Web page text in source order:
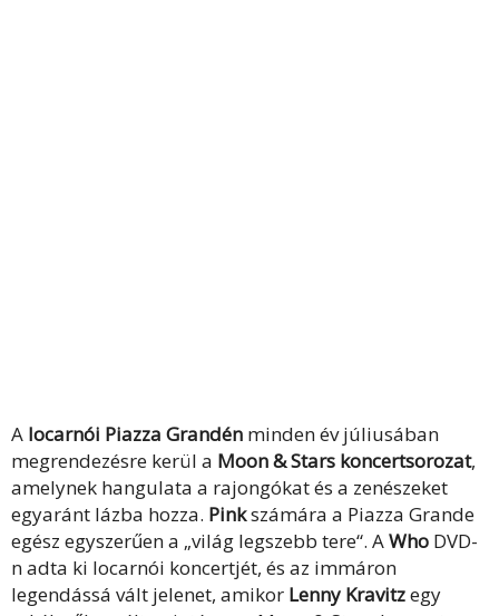
A locarnói Piazza Grandén minden év júliusában
megrendezésre kerül a Moon & Stars koncertsorozat,
amelynek hangulata a rajongókat és a zenészeket
egyaránt lázba hozza. Pinkszámára a Piazza Grande
egész egyszerűen a „világ legszebb tere“. AWho DVD-
n adta ki locarnói koncertjét, és az immáron
legendássá vált jelenet, amikor Lenny Kravitzegy